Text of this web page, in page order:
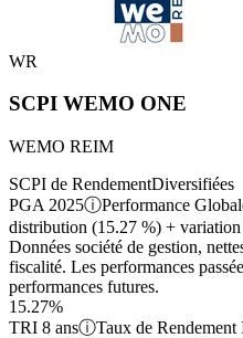
WR
SCPI WEMO ONE
WEMO REIM
SCPI de RendementDiversifiées
PGA 2025ⓘPerformance
distribution (15.27 %) +
Données société de gestion,
fiscalité. Les performances
performances futures.
15.27%
TRI 8 ansⓘTaux de